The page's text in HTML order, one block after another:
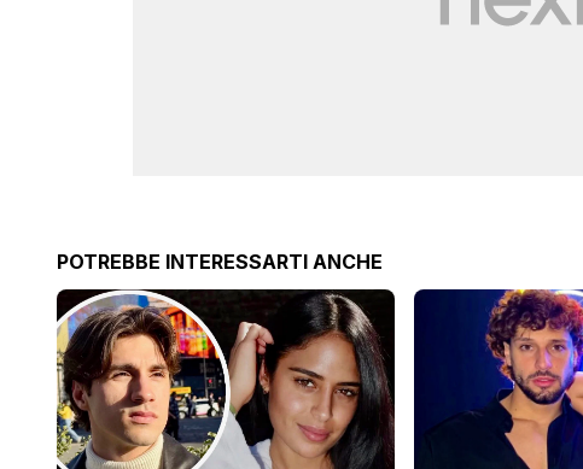
POTREBBE INTERESSARTI ANCHE